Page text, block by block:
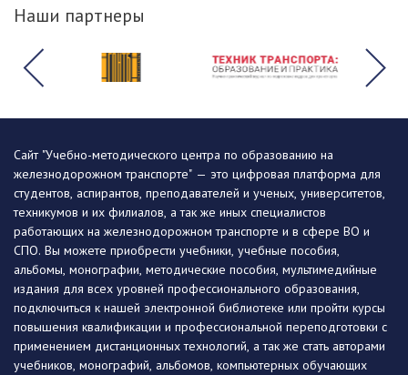
Наши партнеры
Сайт "Учебно-методического центра по образованию на
железнодорожном транспорте" — это цифровая платформа для
студентов, аспирантов, преподавателей и ученых, университетов,
техникумов и их филиалов, а так же иных специалистов
работающих на железнодорожном транспорте и в сфере ВО и
СПО. Вы можете приобрести учебники, учебные пособия,
альбомы, монографии, методические пособия, мультимедийные
издания для всех уровней профессионального образования,
подключиться к нашей электронной библиотеке или пройти курсы
повышения квалификации и профессиональной переподготовки с
применением дистанционных технологий, а так же стать авторами
учебников, монографий, альбомов, компьютерных обучающих